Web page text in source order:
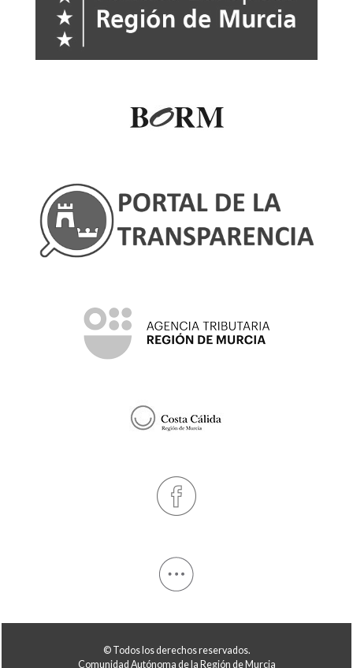
© Todos los derechos reservados.
Comunidad Autónoma de la Región de Murcia